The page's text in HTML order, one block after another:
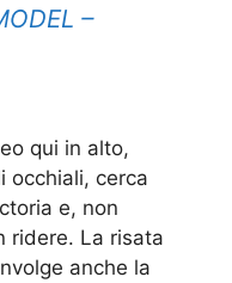
–
qui in alto,
occhiali, cerca
e, non
ridere. La risata
anche la